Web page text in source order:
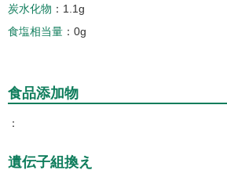
炭水化物
1.1g
食塩相当量
0g
食品添加物
遺伝子組換え